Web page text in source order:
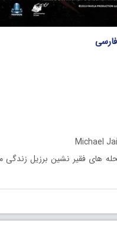
های فقیر نشین برزیل زندگی